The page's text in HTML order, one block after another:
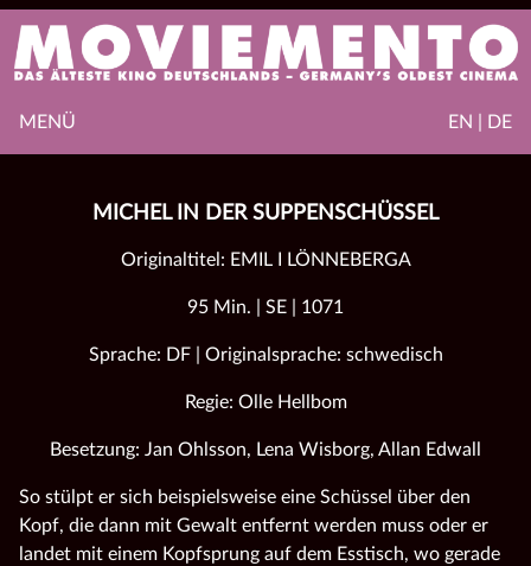
EN | DE
MENÜ
MICHEL IN DER SUPPENSCHÜSSEL
Originaltitel: EMIL I LÖNNEBERGA
95 Min. | SE | 1071
Sprache: DF | Originalsprache: schwedisch
Regie: Olle Hellbom
Besetzung: Jan Ohlsson, Lena Wisborg, Allan Edwall
So stülpt er sich beispielsweise eine Schüssel über den
Kopf, die dann mit Gewalt entfernt werden muss oder er
landet mit einem Kopfsprung auf dem Esstisch, wo gerade